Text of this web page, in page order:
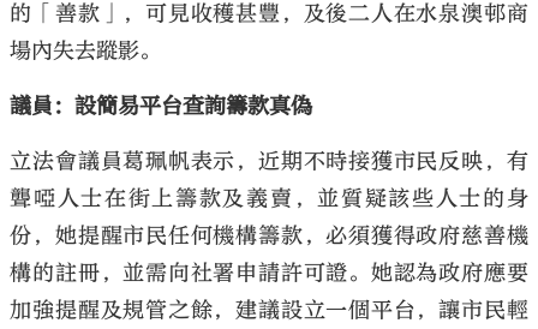
的「善款」，可見收穫甚豐，及後二人在水泉澳邨商
場內失去蹤影。
議員：設簡易平台查詢籌款真偽
立法會議員葛珮帆表示，近期不時接獲市民反映，有
聾啞人士在街上籌款及義賣，並質疑該些人士的身
份，她提醒市民任何機構籌款，必須獲得政府慈善機
構的註冊，並需向社署申請許可證。她認為政府應要
加強提醒及規管之餘，建議設立一個平台，讓市民輕